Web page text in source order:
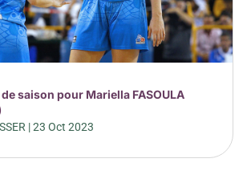
saison pour Mariella FASOULA
|23 Oct 2023